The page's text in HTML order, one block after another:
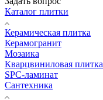
Каталог плитки
Керамическая плитка
Керамогранит
Мозаика
Кварцвиниловая плитка
SPC-ламинат
Сантехника